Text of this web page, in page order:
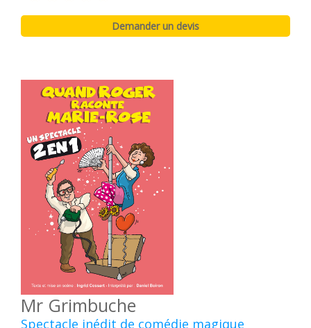
Mr Grimbuche
Spectacle inédit de comédie magique